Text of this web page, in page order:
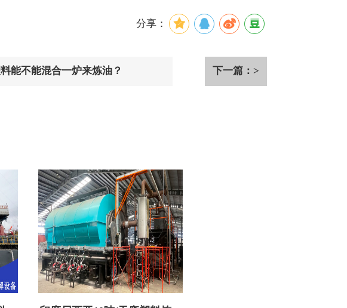
分享：
能不能混合一炉来炼油？ 下一篇：>